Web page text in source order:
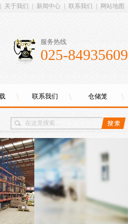
关于我们 新闻中心 联系我们 网站地图
服务热线
025-84935609
联系我们 仓储笼